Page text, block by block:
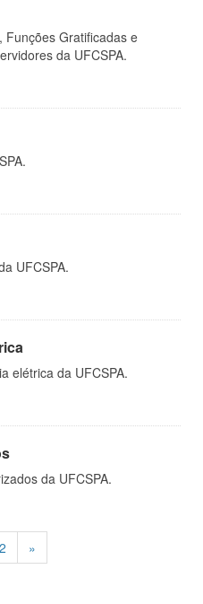
Funções Gratificadas e
da UFCSPA.
UFCSPA.
elétrica da UFCSPA.
da UFCSPA.
2 »